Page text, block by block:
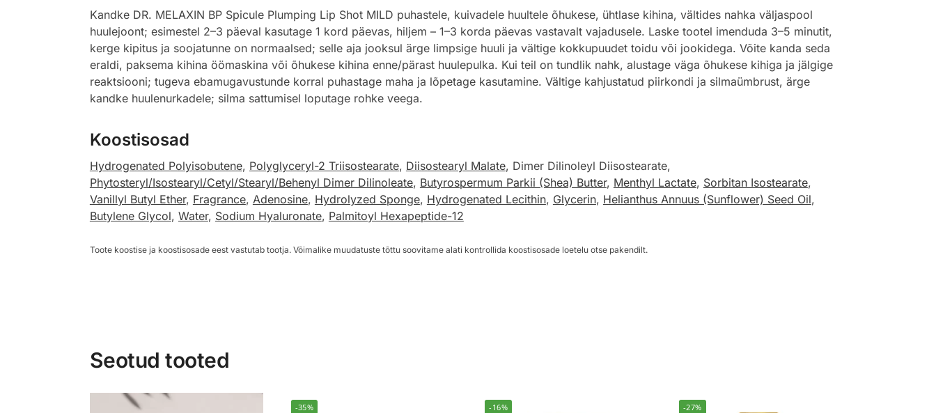
Kandke DR. MELAXIN BP Spicule Plumping Lip Shot MILD puhastele, kuivadele huultele õhukese, ühtlase kihina, vältides nahka väljaspool
huulejoont; esimestel 2–3 päeval kasutage 1 kord päevas, hiljem – 1–3 korda päevas vastavalt vajadusele. Laske tootel imenduda 3–5 minutit,
kerge kipitus ja soojatunne on normaalsed; selle aja jooksul ärge limpsige huuli ja vältige kokkupuudet toidu või jookidega. Võite kanda seda
eraldi, paksema kihina öömaskina või õhukese kihina enne/pärast huulepulka. Kui teil on tundlik nahk, alustage väga õhukese kihiga ja jälgige
reaktsiooni; tugeva ebamugavustunde korral puhastage maha ja lõpetage kasutamine. Vältige kahjustatud piirkondi ja silmaümbrust, ärge
kandke huulenurkadele; silma sattumisel loputage rohke veega.
Koostisosad
Hydrogenated Polyisobutene, Polyglyceryl-2 Triisostearate, Diisostearyl Malate, Dimer Dilinoleyl Diisostearate,
Phytosteryl/Isostearyl/Cetyl/Stearyl/Behenyl Dimer Dilinoleate, Butyrospermum Parkii (Shea) Butter, Menthyl Lactate, Sorbitan Isostearate,
Vanillyl Butyl Ether, Fragrance, Adenosine, Hydrolyzed Sponge, Hydrogenated Lecithin, Glycerin, Helianthus Annuus (Sunflower) Seed Oil,
Butylene Glycol, Water, Sodium Hyaluronate, Palmitoyl Hexapeptide-12
Toote koostise ja koostisosade eest vastutab tootja. Võimalike muudatuste tõttu soovitame alati kontrollida koostisosade loetelu otse pakendilt.
Seotud tooted
-35% -16% -27%